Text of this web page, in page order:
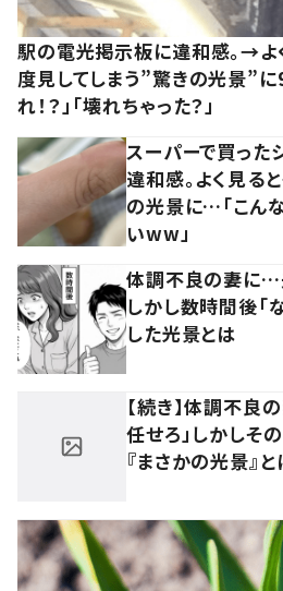
駅の電光掲示板に違和感。→
度見してしまう”驚きの光景”
れ！？」「壊れちゃった？」
スーパーで買った
違和感。よく見る
の光景に…「こんな
いww」
体調不良の妻に…
しかし数時間後「
した光景とは
【続き】体調不良
任せろ」しかしそ
『まさかの光景』